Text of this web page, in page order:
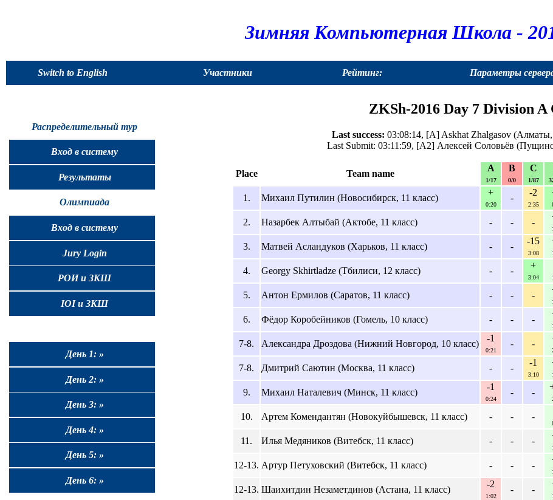
Зимняя Компьютерная Школа -
Switch to English Участники Рейтинг: Параметры
Распределительный тур
Вход в систему
Результаты
Олимпиада
Вход в систему
Jury Login
РОИ и ЗКШ
IOI и ЗКШ
День 1: »
День 2: »
День 3: »
День 4: »
День 5: »
День 6: »
ZKSh-2016 Day 7 Division A
Last success: 03:08:14, [A] Askhat Zhalgasov (Алматы,
Last Submit: 03:11:59, [A2] Алексей Соловьёв
Place Team name
A
1/17
B
0/0
C
1/87
1. Михаил Путилин (Новосибирск, 11 класс)
+
0:20
-
-2
2:35
2. Назарбек Алтыбай (Актобе, 11 класс) - - -
3. Матвей Асландуков (Харьков, 11 класс) - -
-15
3:08
4. Georgy Skhirtladze (Тбилиси, 12 класс) - -
+
3:04
5. Антон Ермилов (Саратов, 11 класс) - - -
6. Фёдор Коробейников (Гомель, 10 класс) - - -
7-8. Александра Дроздова (Нижний Новгород, 10 класс)
-1
0:21
- -
7-8. Дмитрий Саютин (Москва, 11 класс) - -
-1
3:10
9. Михаил Наталевич (Минск, 11 класс)
-1
0:24
- -
10. Артем Комендантян (Новокуйбышевск, 11 класс) - - -
11. Илья Медяников (Витебск, 11 класс) - - -
12-13. Артур Петуховский (Витебск, 11 класс) - - -
12-13. Шаихитдин Незаметдинов (Астана, 11 класс)
-2
1:02
- -